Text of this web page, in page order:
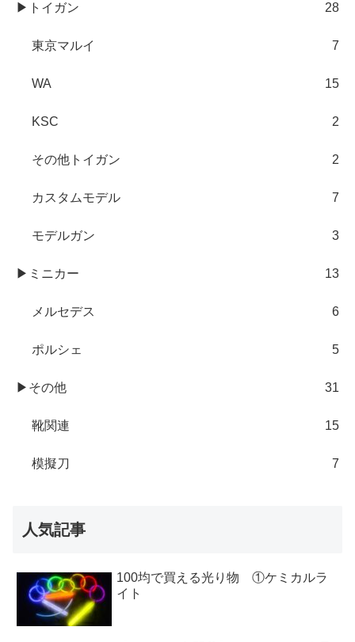
▶トイガン 28
東京マルイ 7
WA 15
KSC 2
その他トイガン 2
カスタムモデル 7
モデルガン 3
▶ミニカー 13
メルセデス 6
ポルシェ 5
▶その他 31
靴関連 15
模擬刀 7
人気記事
100均で買える光り物 ①ケミカルラ
イト